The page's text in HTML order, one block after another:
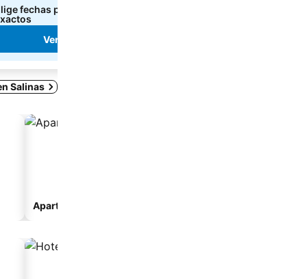
fechas para ver los precios
Ver precios
Salinas
Apart-hotel